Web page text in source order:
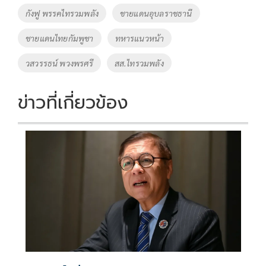
o
k
Li
k
Tags
กังฟู พรรคไทรวมพลัง ชายแดนอุบลราชธานี
ชายแดนไทยกัมพูชา ทหารแนวหน้า
วสวรรธน์ พวงพรศรี สส.ไทรวมพลัง
ข่าวที่เกี่ยวข้อง